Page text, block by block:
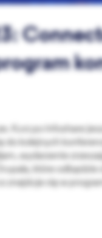
Kurz po Infoshare
do kolejnych
wydarzenie
które odbędzie
znajduje się w